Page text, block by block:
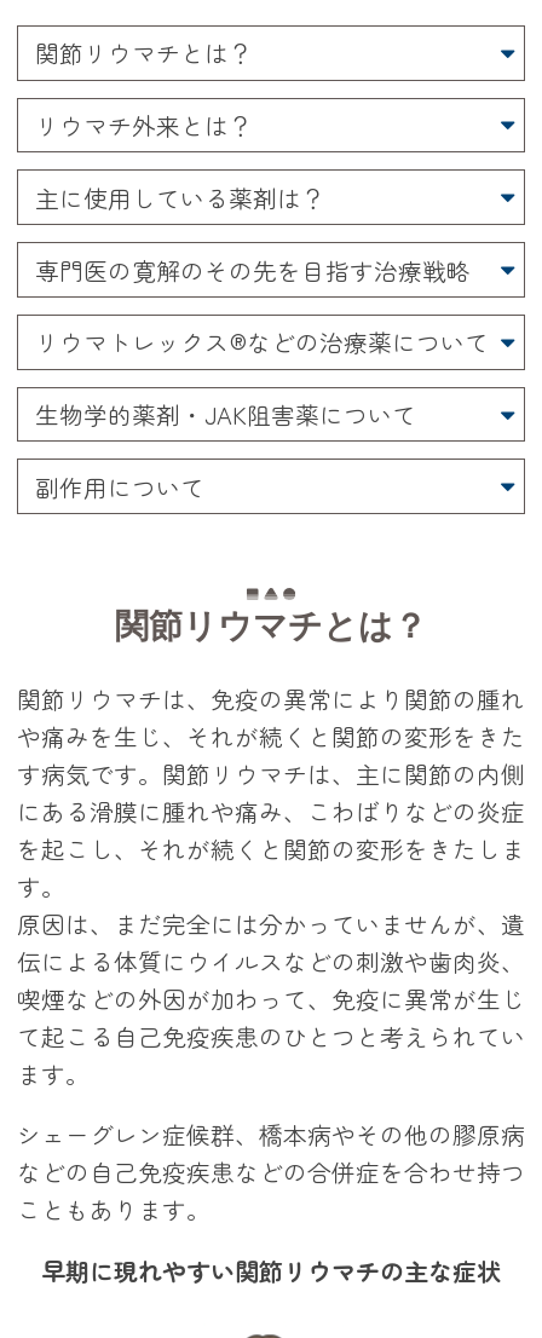
関節リウマチとは？
リウマチ外来とは？
主に使用している薬剤は？
専門医の寛解のその先を目指す治療戦略
リウマトレックス®︎などの治療薬について
生物学的薬剤・JAK阻害薬について
副作用について
関節リウマチとは？
関節リウマチは、免疫の異常により関節の腫れ
や痛みを生じ、それが続くと関節の変形をきた
す病気です。関節リウマチは、主に関節の内側
にある滑膜に腫れや痛み、こわばりなどの炎症
を起こし、それが続くと関節の変形をきたしま
す。
原因は、まだ完全には分かっていませんが、遺
伝による体質にウイルスなどの刺激や歯肉炎、
喫煙などの外因が加わって、免疫に異常が生じ
て起こる自己免疫疾患のひとつと考えられてい
ます。
シェーグレン症候群、橋本病やその他の膠原病
などの自己免疫疾患などの合併症を合わせ持つ
こともあります。
早期に現れやすい関節リウマチの主な症状